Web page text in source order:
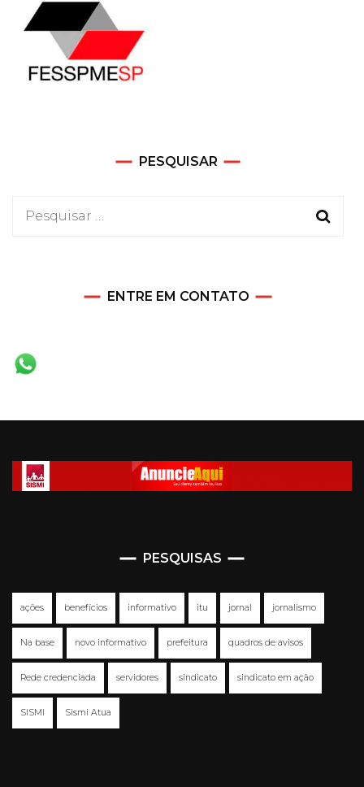
PESQUISAR
Pesquisar
ENTRE EM CONTATO
PESQUISAS
ações benefícios informativo itu jornal jornalismo
Na base novo informativo prefeitura quadros de avisos
Rede credenciada servidores sindicato sindicato em ação
SISMI Sismi Atua